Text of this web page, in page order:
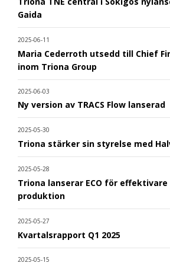
Gaida
2025-06-11
Maria Cederroth utsedd till Chief
inom Triona Group
2025-06-03
Ny version av TRACS Flow lanserad
2025-05-30
Triona stärker sin styrelse med
2025-05-28
Triona lanserar ECO för
produktion
2025-05-27
Kvartalsrapport Q1 2025
2025-05-15